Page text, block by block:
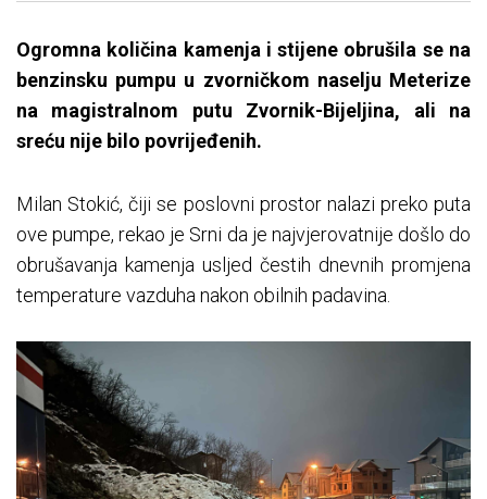
Ogromna količina kamenja i stijene obrušila se na
benzinsku pumpu u zvorničkom naselju Meterize
na magistralnom putu Zvornik-Bijeljina, ali na
sreću nije bilo povrijeđenih.
Milan Stokić, čiji se poslovni prostor nalazi preko puta
ove pumpe, rekao je Srni da je najvjerovatnije došlo do
obrušavanja kamenja usljed čestih dnevnih promjena
temperature vazduha nakon obilnih padavina.